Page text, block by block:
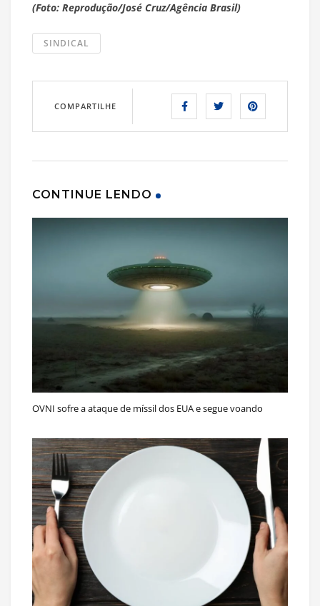
(Foto: Reprodução/José Cruz/Agência Brasil)
SINDICAL
COMPARTILHE
CONTINUE LENDO
OVNI sofre a ataque de míssil dos EUA e segue voando